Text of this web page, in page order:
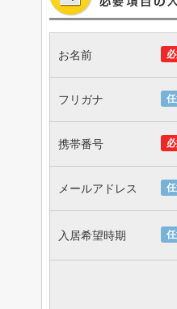
お名前
フリガナ
携帯番号
メールアドレス
入居希望時期